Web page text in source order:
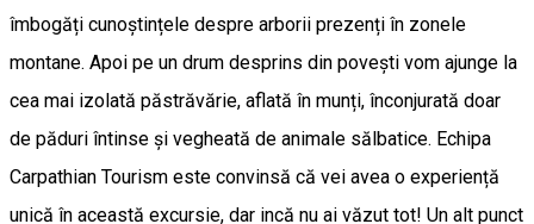
îmbogăți cunoștințele despre arborii prezenți în zonele
montane. Apoi pe un drum desprins din povești vom ajunge la
cea mai izolată păstrăvărie, aflată în munți, înconjurată doar
de păduri întinse și vegheată de animale sălbatice. Echipa
Carpathian Tourism este convinsă că vei avea o experiență
unică în această excursie, dar incă nu ai văzut tot! Un alt punct